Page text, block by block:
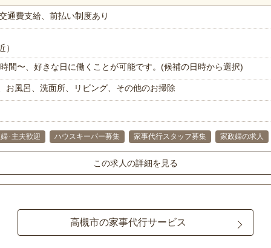
通費支給、前払い制度あり
間〜、好きな日に働くことが可能です。(候補の日時から選択)
お風呂、洗面所、リビング、その他のお掃除
･主夫歓迎 ハウスキーパー募集 家事代行スタッフ募集 家政婦の求人
この求人の詳細を見る
高槻市の家事代行サービス